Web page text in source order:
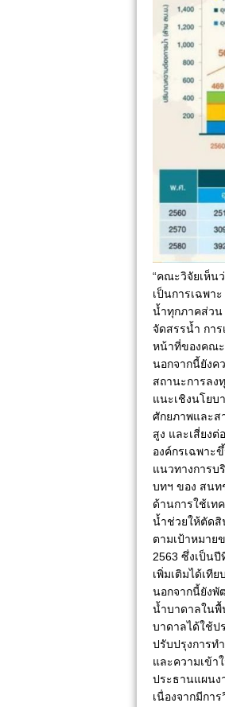
“คณะวิจัยเห็น
เป็นการเฉพา
น้ำทุกภาคส่วน
จัดสรรน้ำ กา
หน้าที่ของคณะ
นอกจากนี้ยังค
สถานะการลง
แนะเชิงนโยบ
ศักยภาพและส
สูง และเสี่ยง
องค์กรเฉพาะ
แนวทางการบ
บทฯ ของ สนท
ด้านการใช้เท
น้ำช่วยให้ตัดสิ
ตามเป้าหมาย
2563 ซึ่งเป็น
เพิ่มเติมได้เที
นอกจากนี้ยังพั
น้ำบาดาลในพื้
บาดาลได้ใช้ป
ปรับปรุงการท
และความเข้า
ประธานแผนง
เนื่องจากมีกา